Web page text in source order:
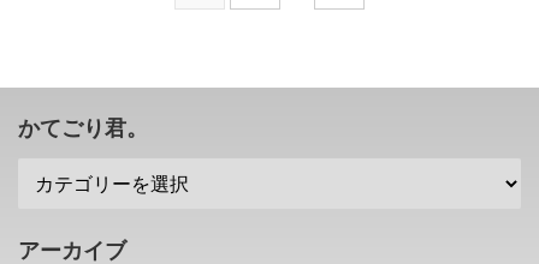
ている最恐ホラーとか？ コジマ
ベルへの実験ってなんだろ？ と
督が年初にこんなツイートをして
https://twitter.com/Kojima_Hideo
コジマプロダクションさんという
かの新作を開発している最中だと
といった、ゲーム以外の分野を展
かてごり君。
アーカイブ